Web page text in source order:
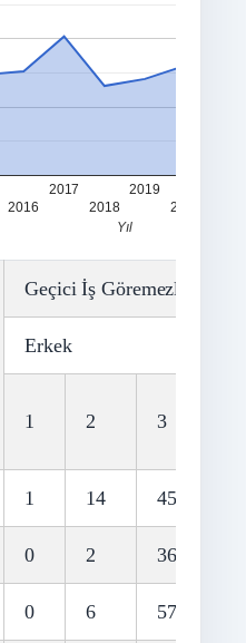
2016
2017
2018
2019
2020
Yıl
Geçici İş Göremezlik
Erkek
1 2 3
1 14 45
0 2 36
0 6 57